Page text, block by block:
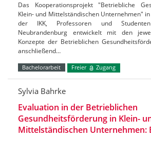
Das Kooperationsprojekt "Betriebliche
Klein- und Mittelständischen Unternehmen"
der IKK, Professoren und
Neubrandenburg entwickelt mit den
Konzepte der Betrieblichen
anschließend…
Bachelorarbeit Freier Zugang
Sylvia Bahrke
Evaluation in der Betrieblichen
Gesundheitsförderung in Klein-
Mittelständischen Unternehmen: